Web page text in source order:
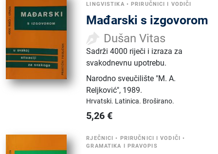
LINGVISTIKA •PRIRUČNICI I VODIČI
Mađarski s izgovorom
Dušan Vitas
Sadrži 4000 riječi i izraza za
svakodnevnu upotrebu.
Narodno sveučilište "M. A.
Reljković", 1989.
Hrvatski. Latinica. Broširano.
5,26 €
RJEČNICI • PRIRUČNICI I VODIČI •
GRAMATIKA I PRAVOPIS